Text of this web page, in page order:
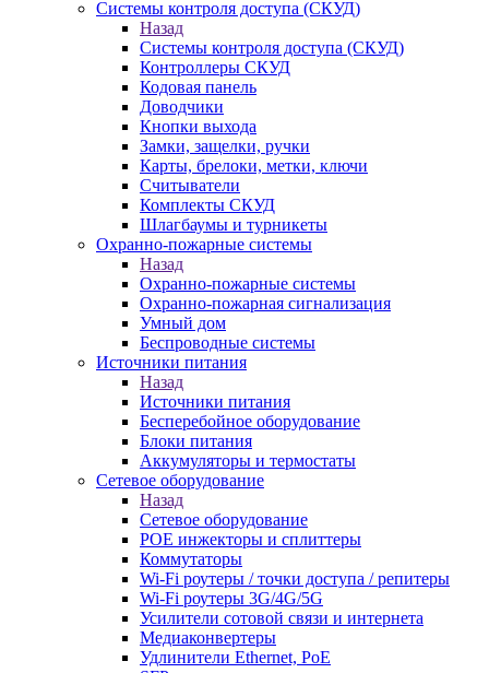
Системы контроля доступа (СКУД)
Назад
Системы контроля доступа (СКУД)
Контроллеры СКУД
Кодовая панель
Доводчики
Кнопки выхода
Замки, защелки, ручки
Карты, брелоки, метки, ключи
Считыватели
Комплекты СКУД
Шлагбаумы и турникеты
Охранно-пожарные системы
Назад
Охранно-пожарные системы
Охранно-пожарная сигнализация
Умный дом
Беспроводные системы
Источники питания
Назад
Источники питания
Бесперебойное оборудование
Блоки питания
Аккумуляторы и термостаты
Сетевое оборудование
Назад
Сетевое оборудование
POE инжекторы и сплиттеры
Коммутаторы
Wi-Fi роутеры / точки доступа / репитеры
Wi-Fi роутеры 3G/4G/5G
Усилители сотовой связи и интернета
Медиаконвертеры
Удлинители Ethernet, PoE